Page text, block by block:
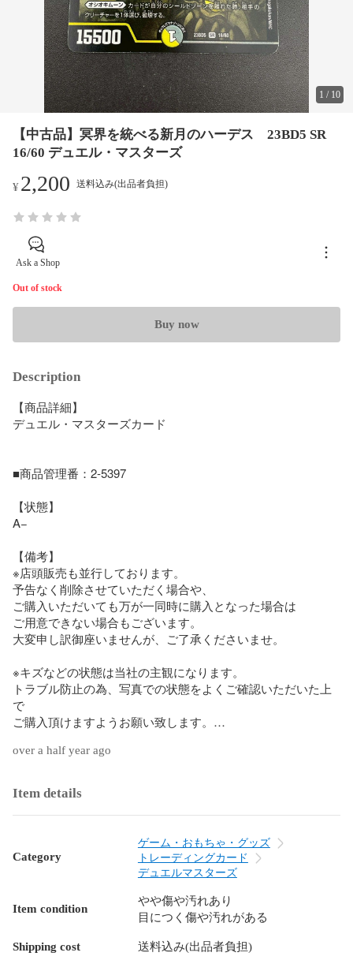
1 / 10
【中古品】冥界を統べる新月のハーデス 23BD5 SR
16/60 デュエル・マスターズ
¥2,200 送料込み(出品者負担)
Ask a Shop
Out of stock
Buy now
Description
【商品詳細】
デュエル・マスターズカード
■商品管理番：2-5397
【状態】
A−
【備考】
※店頭販売も並行しております。
予告なく削除させていただく場合や、
ご購入いただいても万が一同時に購入となった場合は
ご用意できない場合もございます。
大変申し訳御座いませんが、ご了承くださいませ。
※キズなどの状態は当社の主観になります。
トラブル防止の為、写真での状態をよくご確認いただいた上
で
ご購入頂けますようお願い致します。
汚れ等写真に写ってないダメージがある可能性がございま
キャンセルは不可とさせて頂きます。
【ガーベラプラス　ランク基準】
over a half year ago
Item details
Category
ゲーム・おもちゃ・グッズ
トレーディングカード
デュエルマスターズ
Item condition
やや傷や汚れあり
目につく傷や汚れがある
Shipping cost 送料込み(出品者負担)